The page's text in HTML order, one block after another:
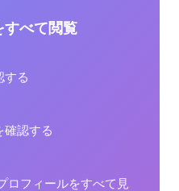
すべて閲覧
する
確認する
ロフィールをすべて見